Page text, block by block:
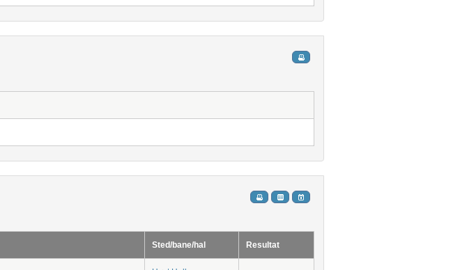
Sted/bane/hal Resultat